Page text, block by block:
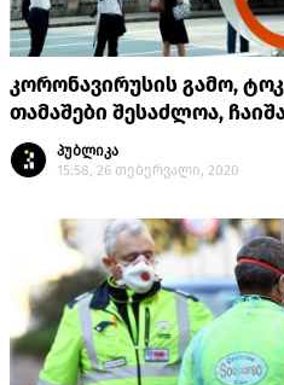
კორონავირუსის გამო,
თამაშები შესაძლოა,
პუბლიკა
15:58, 26 თებერვალი, 2020